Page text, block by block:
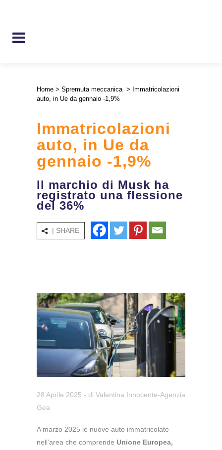
Home > Spremuta meccanica > Immatricolazioni
auto, in Ue da gennaio -1,9%
Immatricolazioni
auto, in Ue da
gennaio -1,9%
Il marchio di Musk ha
registrato una flessione
del 36%
| SHARE
28 Aprile 2025 - di Valentina Innocente-Agenzia
Gea
A marzo 2025 le nuove auto immatricolate
nell’area che comprende Unione Europea,